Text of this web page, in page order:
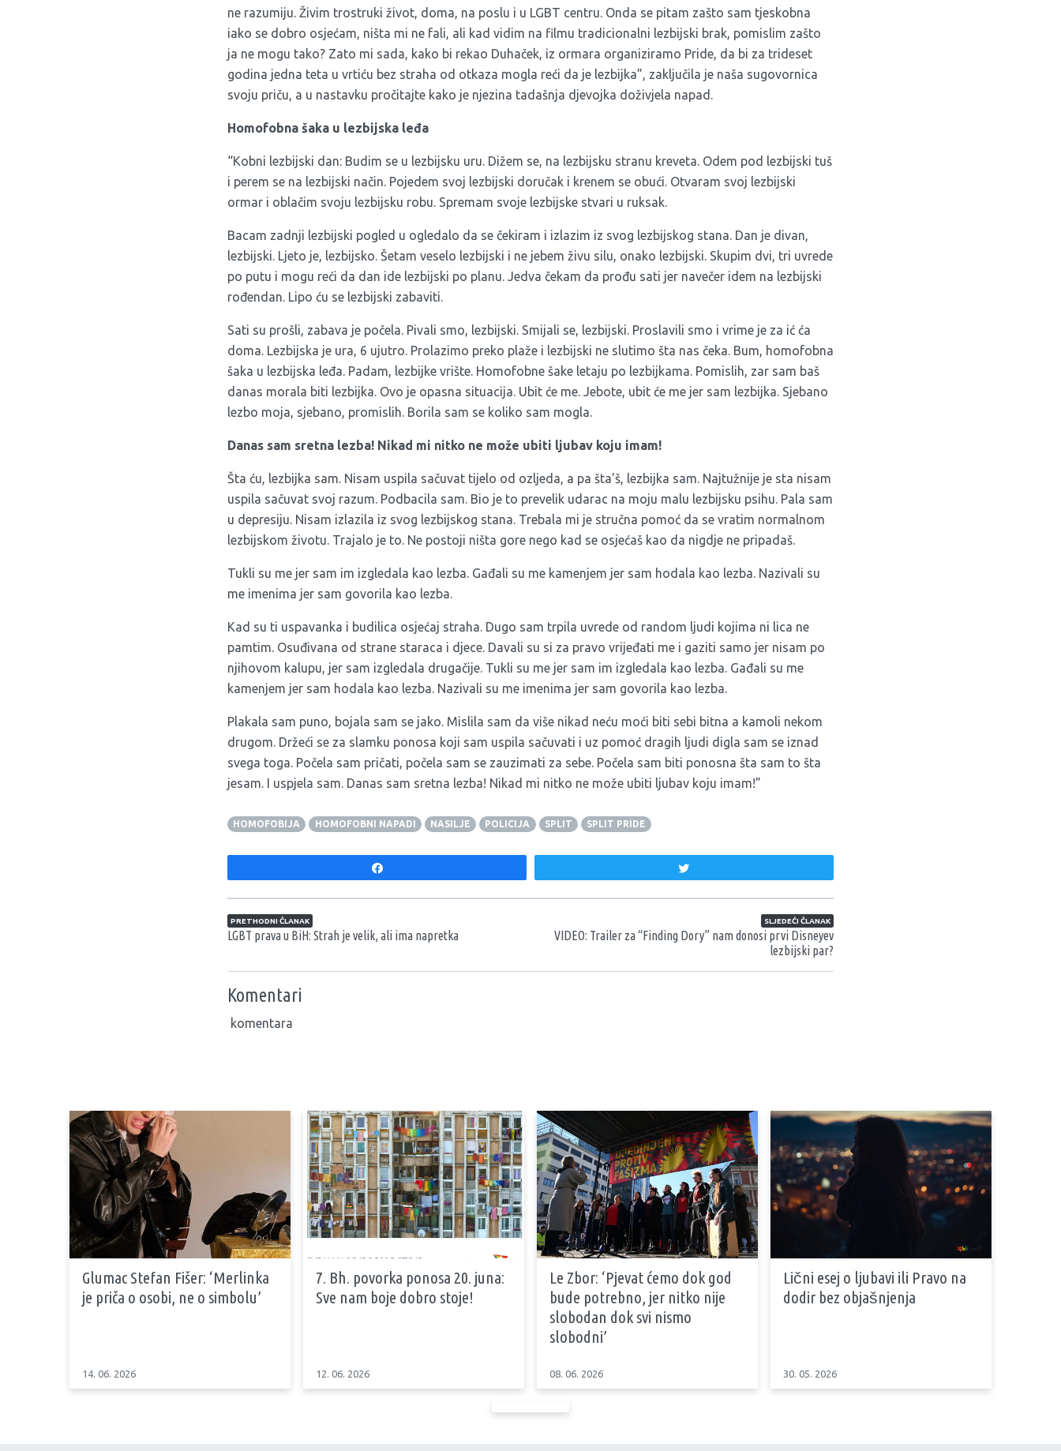
ne razumiju. Živim trostruki život, doma, na poslu i u LGBT centru. Onda se pitam zašto sam tjeskobna
iako se dobro osjećam, ništa mi ne fali, ali kad vidim na filmu tradicionalni lezbijski brak, pomislim zašto
ja ne mogu tako? Zato mi sada, kako bi rekao Duhaček, iz ormara organiziramo Pride, da bi za trideset
godina jedna teta u vrtiću bez straha od otkaza mogla reći da je lezbijka”, zaključila je naša sugovornica
svoju priču, a u nastavku pročitajte kako je njezina tadašnja djevojka doživjela napad.
Homofobna šaka u lezbijska leđa
“Kobni lezbijski dan: Budim se u lezbijsku uru. Dižem se, na lezbijsku stranu kreveta. Odem pod lezbijski tuš
i perem se na lezbijski način. Pojedem svoj lezbijski doručak i krenem se obući. Otvaram svoj lezbijski
ormar i oblačim svoju lezbijsku robu. Spremam svoje lezbijske stvari u ruksak.
Bacam zadnji lezbijski pogled u ogledalo da se čekiram i izlazim iz svog lezbijskog stana. Dan je divan,
lezbijski. Ljeto je, lezbijsko. Šetam veselo lezbijski i ne jebem živu silu, onako lezbijski. Skupim dvi, tri uvrede
po putu i mogu reći da dan ide lezbijski po planu. Jedva čekam da prođu sati jer navečer idem na lezbijski
rođendan. Lipo ću se lezbijski zabaviti.
Sati su prošli, zabava je počela. Pivali smo, lezbijski. Smijali se, lezbijski. Proslavili smo i vrime je za ić ća
doma. Lezbijska je ura, 6 ujutro. Prolazimo preko plaže i lezbijski ne slutimo šta nas čeka. Bum, homofobna
šaka u lezbijska leđa. Padam, lezbijke vrište. Homofobne šake letaju po lezbijkama. Pomislih, zar sam baš
danas morala biti lezbijka. Ovo je opasna situacija. Ubit će me. Jebote, ubit će me jer sam lezbijka. Sjebano
lezbo moja, sjebano, promislih. Borila sam se koliko sam mogla.
Danas sam sretna lezba! Nikad mi nitko ne može ubiti ljubav koju imam!
Šta ću, lezbijka sam. Nisam uspila sačuvat tijelo od ozljeda, a pa šta'š, lezbijka sam. Najtužnije je sta nisam
uspila sačuvat svoj razum. Podbacila sam. Bio je to prevelik udarac na moju malu lezbijsku psihu. Pala sam
u depresiju. Nisam izlazila iz svog lezbijskog stana. Trebala mi je stručna pomoć da se vratim normalnom
lezbijskom životu. Trajalo je to. Ne postoji ništa gore nego kad se osjećaš kao da nigdje ne pripadaš.
Tukli su me jer sam im izgledala kao lezba. Gađali su me kamenjem jer sam hodala kao lezba. Nazivali su
me imenima jer sam govorila kao lezba.
Kad su ti uspavanka i budilica osjećaj straha. Dugo sam trpila uvrede od random ljudi kojima ni lica ne
pamtim. Osuđivana od strane staraca i djece. Davali su si za pravo vrijeđati me i gaziti samo jer nisam po
njihovom kalupu, jer sam izgledala drugačije. Tukli su me jer sam im izgledala kao lezba. Gađali su me
kamenjem jer sam hodala kao lezba. Nazivali su me imenima jer sam govorila kao lezba.
Plakala sam puno, bojala sam se jako. Mislila sam da više nikad neću moći biti sebi bitna a kamoli nekom
drugom. Držeći se za slamku ponosa koji sam uspila sačuvati i uz pomoć dragih ljudi digla sam se iznad
svega toga. Počela sam pričati, počela sam se zauzimati za sebe. Počela sam biti ponosna šta sam to šta
jesam. I uspjela sam. Danas sam sretna lezba! Nikad mi nitko ne može ubiti ljubav koju imam!”
HOMOFOBIJA HOMOFOBNI NAPADI NASILJE POLICIJA SPLIT SPLIT PRIDE
Navigacija članaka
PRETHODNI ČLANAK
LGBT prava u BiH: Strah je velik, ali ima napretka
SLJEDEĆI ČLANAK
VIDEO: Trailer za “Finding Dory” nam donosi prvi Disneyev
lezbijski par?
Komentari
komentara
Glumac Stefan Fišer: ‘Merlinka
je priča o osobi, ne o simbolu’
14. 06. 2026
7. Bh. povorka ponosa 20. juna:
Sve nam boje dobro stoje!
12. 06. 2026
Le Zbor: ‘Pjevat ćemo dok god
bude potrebno, jer nitko nije
slobodan dok svi nismo
slobodni’
08. 06. 2026
Lični esej o ljubavi ili Pravo na
dodir bez objašnjenja
30. 05. 2026